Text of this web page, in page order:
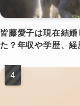
皆藤愛子は現在結
た？年収や学歴、経